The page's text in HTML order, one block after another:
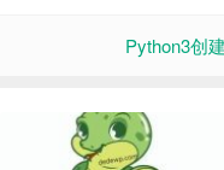
Python3创